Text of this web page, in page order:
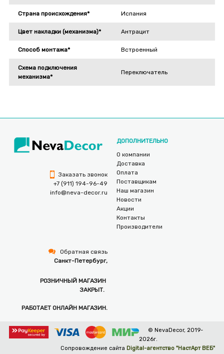
Страна происхождения* Испания
Цвет накладки (механизма)* Антрацит
Способ монтажа* Встроенный
Схема подключения
механизма*
Переключатель
Заказать звонок
+7 (911) 194-96-49
info@neva-decor.ru
Обратная связь
Санкт-Петербург,
РОЗНИЧНЫЙ МАГАЗИН
ЗАКРЫТ.
РАБОТАЕТ ОНЛАЙН МАГАЗИН.
ДОПОЛНИТЕЛЬНО
О компании
Доставка
Оплата
Поставщикам
Наш магазин
Новости
Акции
Контакты
Производители
© NevaDecor, 2019-
2026г.
Сопровождение сайта Digital-агентство "НастАрт ВЕБ"